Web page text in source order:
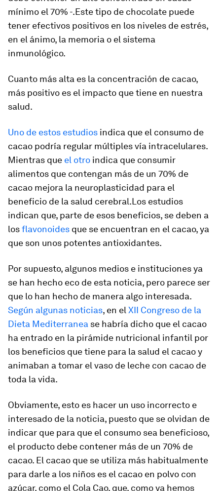
mínimo el 70% -.Este tipo de chocolate puede
tener efectivos positivos en los niveles de estrés,
en el ánimo, la memoria o el sistema
inmunológico.
Cuanto más alta es la concentración de cacao,
más positivo es el impacto que tiene en nuestra
salud.
Uno de estos estudios indica que el consumo de
cacao podría regular múltiples vía intracelulares.
Mientras que el otro indica que consumir
alimentos que contengan más de un 70% de
cacao mejora la neuroplasticidad para el
beneficio de la salud cerebral.Los estudios
indican que, parte de esos beneficios, se deben a
losflavonoides que se encuentran en el cacao, ya
que son unos potentes antioxidantes.
Por supuesto, algunos medios e instituciones ya
se han hecho eco de esta noticia, pero parece ser
que lo han hecho de manera algo interesada.
Según algunas noticias, en el XII Congreso de la
Dieta Mediterranea se habría dicho que el cacao
ha entrado en la pirámide nutricional infantil por
los beneficios que tiene para la salud el cacao y
animaban a tomar el vaso de leche con cacao de
toda la vida.
Obviamente, esto es hacer un uso incorrecto e
interesado de la noticia, puesto que se olvidan de
indicar que para que el consumo sea beneficioso,
el producto debe contener más de un 70% de
cacao. El cacao que se utiliza más habitualmente
para darle a los niños es el cacao en polvo con
azúcar, como el Cola Cao, que, como ya hemos